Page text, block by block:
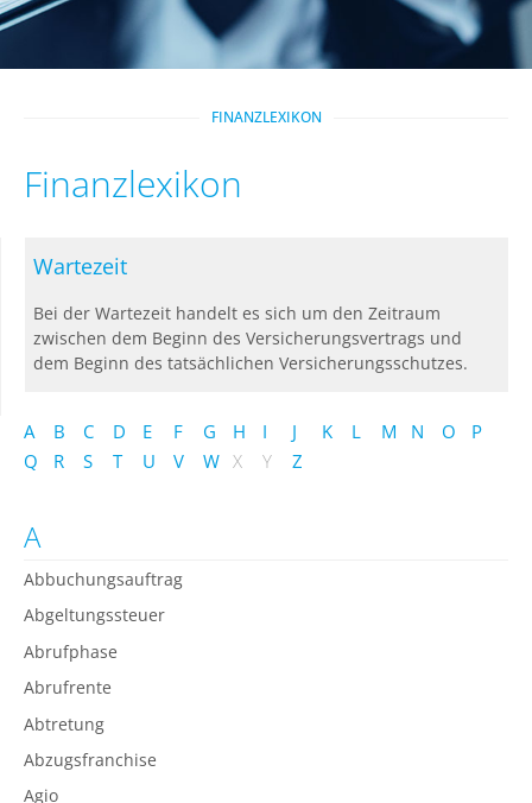
FINANZLEXIKON
Finanzlexikon
A B C D E F G H I J K L M N O
P
Q
R S T U V W X Y Z
A
Abbuchungsauftrag
Abgeltungssteuer
Abrufphase
Abrufrente
Abtretung
Abzugsfranchise
Agio
Wartezeit
Bei der Wartezeit handelt es sich um den Zeitraum
zwischen dem Beginn des Versicherungsvertrags und
dem Beginn des tatsächlichen Versicherungsschutzes.